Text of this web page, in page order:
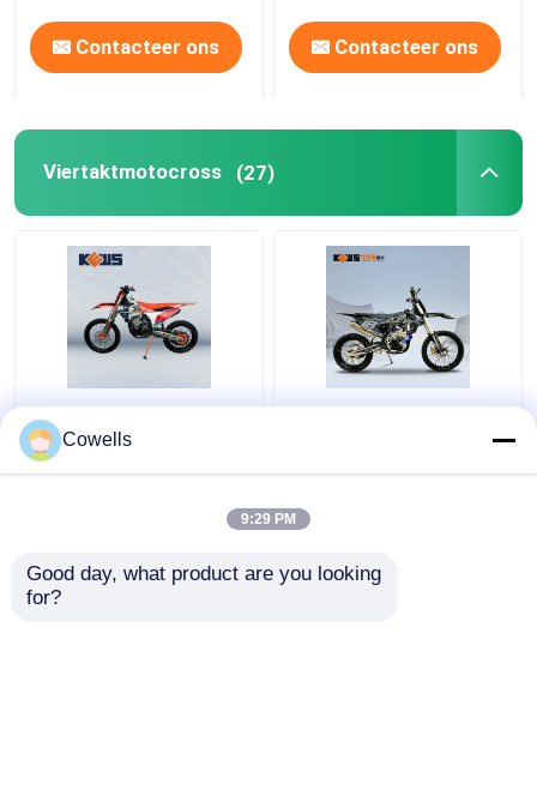
Contacteer ons Contacteer ons
Viertaktmotocross (27)
Van de het Vuilfiets
NC300S 6 van de
Kewsk23 KTM 300CC 4
Snelheidstransmissie
Cowells
9:29 PM
Good day, what product are you looking
for?